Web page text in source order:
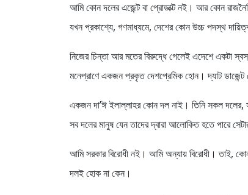
আমি কোন দলের এজেন্ট বা প্রোডাক্ট নই। আর কোন
যখন প্রকাশ্যে, গণমাধ্যমে, দেশের কোন উচ্চ পদস্থ
নিজের চিন্তা আর মতের বিরুদ্ধে গেলেই এদেশে একটা
মনেপ্রাণে একজন প্রকৃত দেশপ্রেমিক হোন। দ্যাট
একজন দা’ঈ ইলাল্লাহর কোন দল নাই। তিনি সকল দলের,
সব দলের মানুষ যেন তাদের দ্বারা আলোকিত হতে পারে
আমি সরকার বিরোধী নই। আমি অন্যায় বিরোধী। তাই,
দলই হোক না কেন।